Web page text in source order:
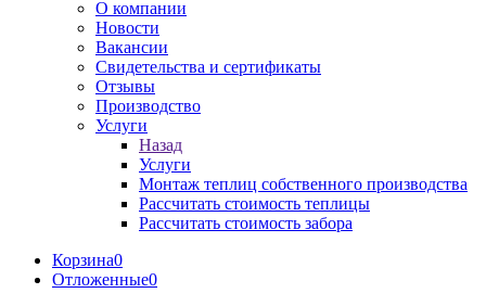
О компании
Новости
Вакансии
Свидетельства и сертификаты
Отзывы
Производство
Услуги
Назад
Услуги
Монтаж теплиц собственного производства
Рассчитать стоимость теплицы
Рассчитать стоимость забора
Корзина0
Отложенные0